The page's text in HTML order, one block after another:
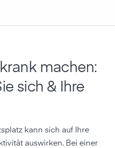
machen:
sich & Ihre
kann sich auf Ihre
auswirken. Bei einer